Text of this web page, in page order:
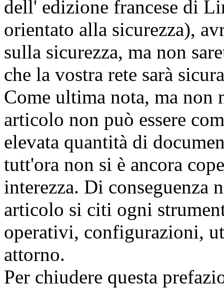
dell' edizione francese di
orientato alla sicurezza),
sulla sicurezza, ma non
che la vostra rete sarà
Come ultima nota, ma non
articolo non può essere
elevata quantità di
tutt'ora non si è ancora
interezza. Di conseguenza
articolo si citi ogni
operativi, configurazioni,
attorno.
Per chiudere questa